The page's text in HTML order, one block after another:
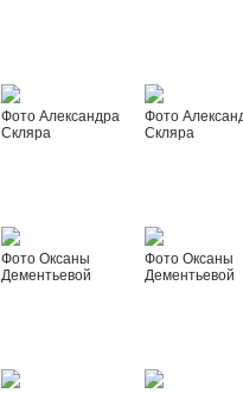
Фото Александра
Скляра
Фото
Скляра
Фото Оксаны
Дементьевой
Фото Оксаны
Дементьевой